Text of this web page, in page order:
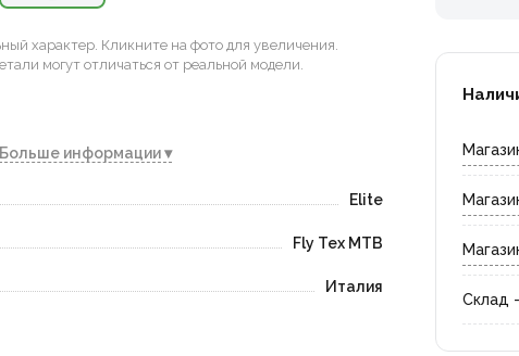
характер. Кликните на фото для увеличения.
могут отличаться от реальной модели.
Больше информации ▾
Elite
Fly Tex MTB
Италия
Склад